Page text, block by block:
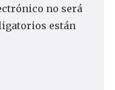
no será
están